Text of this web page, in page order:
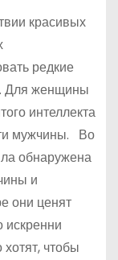
красивых
редкие
Для женщины
интеллекта
мужчины. Во
обнаружена
и
они ценят
искренни
чтобы